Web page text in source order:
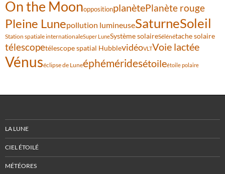
On the MoonoppositionplanètePlanète rouge
Pleine Lunepollution lumineuseSaturneSoleil
Station spatiale internationaleSuper LuneSystème solaireSélénétache solaire
télescopetélescope spatial HubblevidéoVLTVoie lactée
Vénuséclipse de Luneéphéméridesétoileétoile polaire
LA LUNE
CIEL ÉTOILÉ
MÉTÉORES